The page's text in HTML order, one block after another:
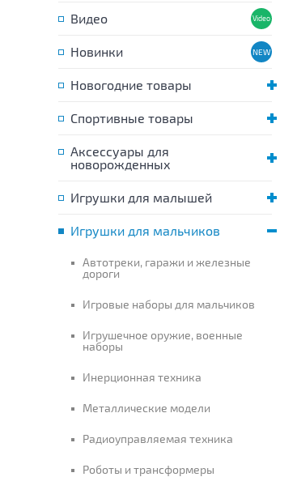
Видео
Новинки
Новогодние товары
Спортивные товары
Аксессуары для
новорожденных
Игрушки для малышей
Игрушки для мальчиков
Автотреки, гаражи и железные
дороги
Игровые наборы для мальчиков
Игрушечное оружие, военные
наборы
Инерционная техника
Металлические модели
Радиоуправляемая техника
Роботы и трансформеры